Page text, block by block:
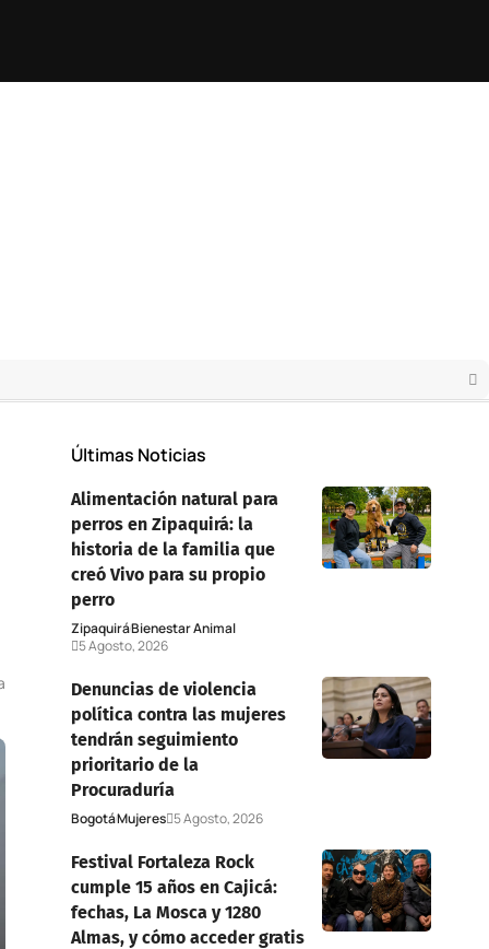
Últimas Noticias
Alimentación natural para
perros en Zipaquirá: la
historia de la familia que
creó Vivo para su propio
perro
ZipaquiráBienestar Animal
5 Agosto, 2026
Denuncias de violencia
política contra las mujeres
tendrán seguimiento
prioritario de la
Procuraduría
BogotáMujeres 5 Agosto, 2026
Festival Fortaleza Rock
cumple 15 años en Cajicá:
fechas, La Mosca y 1280
Almas, y cómo acceder gratis